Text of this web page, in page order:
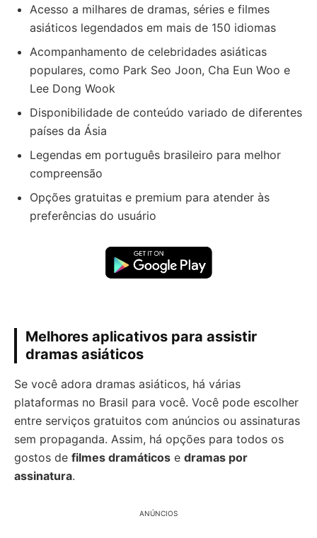
Acesso a milhares de dramas, séries e filmes
asiáticos legendados em mais de 150 idiomas
Acompanhamento de celebridades asiáticas
populares, como Park Seo Joon, Cha Eun Woo e
Lee Dong Wook
Disponibilidade de conteúdo variado de diferentes
países da Ásia
Legendas em português brasileiro para melhor
compreensão
Opções gratuitas e premium para atender às
preferências do usuário
Melhores aplicativos para assistir
dramas asiáticos
Se você adora dramas asiáticos, há várias
plataformas no Brasil para você. Você pode escolher
entre serviços gratuitos com anúncios ou assinaturas
sem propaganda. Assim, há opções para todos os
gostos de filmes dramáticos e dramas por
assinatura.
ANÚNCIOS